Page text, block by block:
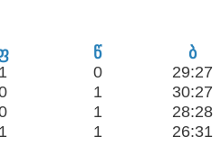
წ ბ
1 0 29:27
1 30:27
1 28:28
1 1 26:31